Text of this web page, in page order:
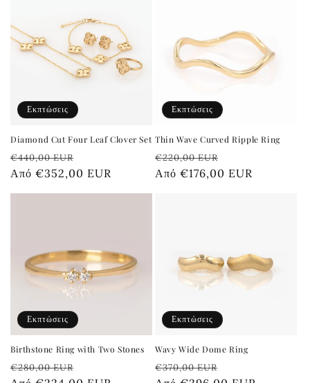
γ
ή
Εκπτώσεις
Diamond Cut Four Leaf Clover Set
Κανονική
τιμή
€440,00 EUR
έκπτωσης
Από €352,00 EUR
Εκπτώσεις
Thin Wave Curved Ripple Ring
Κανονική
τιμή
€220,00 EUR
έκπτωσης
Από €176,00 EUR
Εκπτώσεις
Birthstone Ring with Two Stones
Κανονική
€280,00 EUR
Εκπτώσεις
Wavy Wide Dome Ring
Κανονική
€370,00 EUR